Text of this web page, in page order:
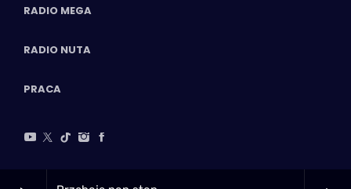
RADIO MEGA
RADIO NUTA
PRACA